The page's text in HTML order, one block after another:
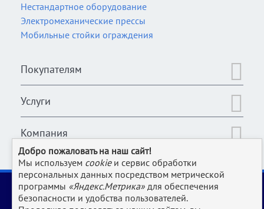
Нестандартное оборудование
Электромеханические прессы
Мобильные стойки ограждения
Покупателям
Услуги
Компания
2006-2026 © Оборудование для магазина, супермаркета,
кафе, бара, ресторана, столовой, прачки и клининга и пр.
производств | www.Uliss-Trade.ru
Добро пожаловать на наш сайт!
Мы используем cookieи сервис обработки
персональных данных посредством метрической
программы «Яндекс.Метрика» для обеспечения
безопасности и удобства пользователей.